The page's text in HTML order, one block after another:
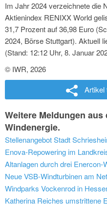
Im Jahr 2024 verzeichnete die
Aktienindex RENIXX World
31,7 Prozent auf 36,98 Euro
2024, Börse Stuttgart). Aktuell
(Stand: 12:12 Uhr, 8. Januar
© IWR, 2026
Artikel
Weitere Meldungen aus
Windenergie.
Enova-Repowering im
Altanlagen durch drei Enercon-
Neue VSB-Windturbinen am
Windparks Vockenrod in
Katherina Reiches umstrittene